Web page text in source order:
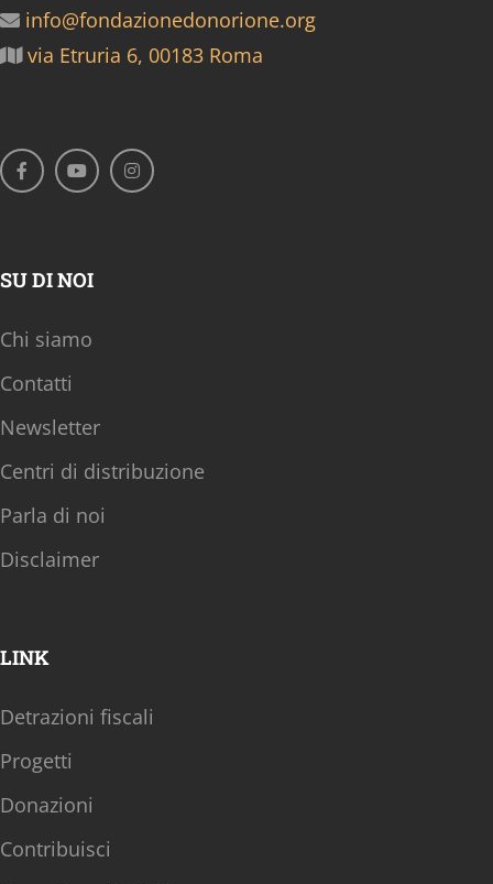
info@fondazionedonorione.org
via Etruria 6, 00183 Roma
SU DI NOI
Chi siamo
Contatti
Newsletter
Centri di distribuzione
Parla di noi
Disclaimer
LINK
Detrazioni fiscali
Progetti
Donazioni
Contribuisci